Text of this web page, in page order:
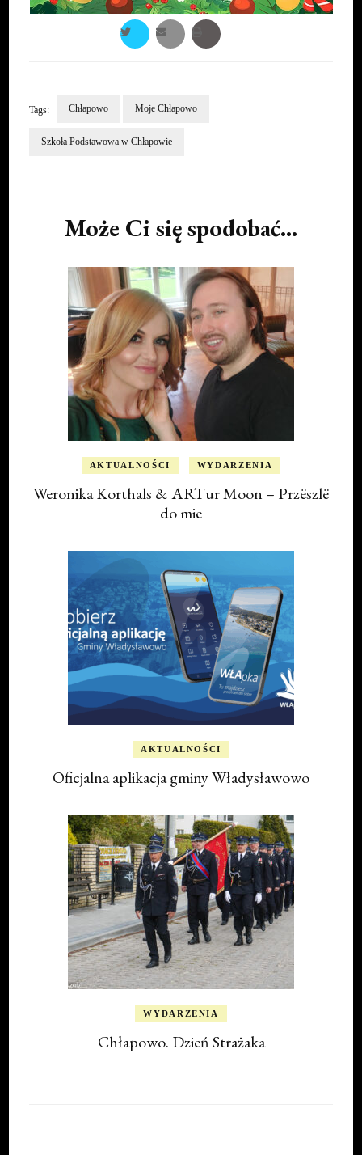
Tags: Chłapowo Moje Chłapowo
Szkoła Podstawowa w Chłapowie
Może Ci się spodobać...
AKTUALNOŚCI WYDARZENIA
Weronika Korthals & ARTur Moon – Przëszlë
do mie
AKTUALNOŚCI
Oficjalna aplikacja gminy Władysławowo
WYDARZENIA
Chłapowo. Dzień Strażaka